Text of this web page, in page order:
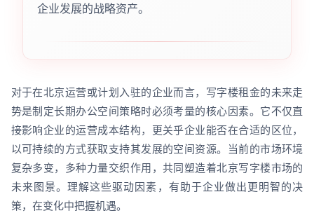
企业发展的战略资产。
对于在北京运营或计划入驻的企业而言，写字楼租金的未来走
势是制定长期办公空间策略时必须考量的核心因素。它不仅直
接影响企业的运营成本结构，更关乎企业能否在合适的区位，
以可持续的方式获取支持其发展的空间资源。当前的市场环境
复杂多变，多种力量交织作用，共同塑造着北京写字楼市场的
未来图景。理解这些驱动因素，有助于企业做出更明智的决
策，在变化中把握机遇。